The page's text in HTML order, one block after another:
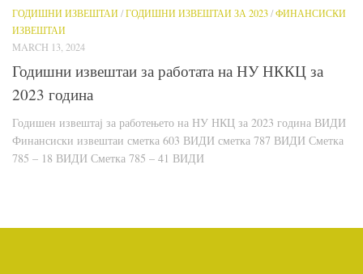
ГОДИШНИ ИЗВЕШТАИ/ГОДИШНИ ИЗВЕШТАИ ЗА 2023/ФИНАНСИСКИ
ИЗВЕШТАИ
MARCH 13, 2024
Годишни извештаи за работата на НУ НККЦ за
2023 година
Годишен извештај за работењето на НУ НКЦ за 2023 година ВИДИ
Финансиски извештаи сметка 603 ВИДИ сметка 787 ВИДИ Сметка
785 – 18 ВИДИ Сметка 785 – 41 ВИДИ